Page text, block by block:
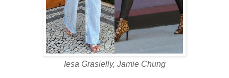
Iesa Grasielly, Jamie Chung